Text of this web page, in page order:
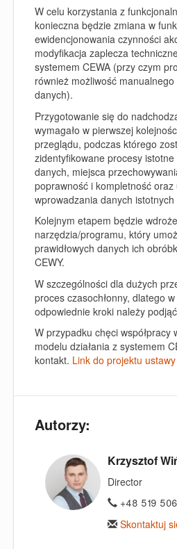
W celu korzystania z
konieczna będzie zmiana w
ewidencjonowania czynności
modyfikacja zaplecza
systemem CEWA (przy czym
również możliwość
danych).
Przygotowanie się do
wymagało w pierwszej
przeglądu, podczas którego
zidentyfikowane procesy istotne
danych, miejsca
poprawność i kompletność oraz
wprowadzania danych
Kolejnym etapem będzie
narzędzia/programu, który
prawidłowych danych ich
CEWY.
W szczególności dla dużych
proces czasochłonny, dlatego
odpowiednie kroki należy
W przypadku chęci współpracy
modelu działania z systemem
kontakt. Link do projektu ustawy
Autorzy:
Krzysztof
Director
+48 519
Skontaktuj